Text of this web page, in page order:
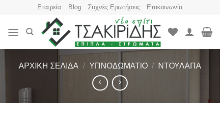
content
Εταιρεία Blog Συχνές Ερωτήσεις Επικοινωνία
ΑΡΧΙΚΉ ΣΕΛΊΔΑ / ΥΠΝΟΔΩΜΆΤΙΟ / ΝΤΟΥΛΆΠΑ